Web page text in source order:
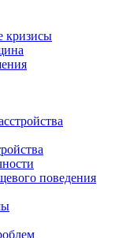
кризисы
поведения